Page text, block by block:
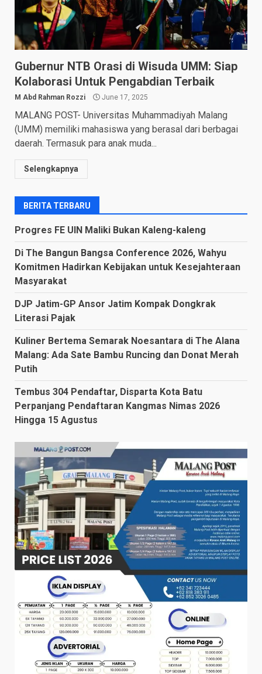
Gubernur NTB Orasi di Wisuda UMM: Siap
Kolaborasi Untuk Pengabdian Terbaik
M Abd Rahman Rozzi June 17, 2025
MALANG POST- Universitas Muhammadiyah Malang
(UMM) memiliki mahasiswa yang berasal dari berbagai
daerah. Termasuk para anak muda...
Selengkapnya
BERITA TERBARU
Progres FE UIN Maliki Bukan Kaleng-kaleng
Di The Bangun Bangsa Conference 2026, Wahyu
Komitmen Hadirkan Kebijakan untuk Kesejahteraan
Masyarakat
DJP Jatim-GP Ansor Jatim Kompak Dongkrak
Literasi Pajak
Kuliner Bertema Semarak Noesantara di The Alana
Malang: Ada Sate Bambu Runcing dan Donat Merah
Putih
Tembus 304 Pendaftar, Disparta Kota Batu
Perpanjang Pendaftaran Kangmas Nimas 2026
Hingga 15 Agustus